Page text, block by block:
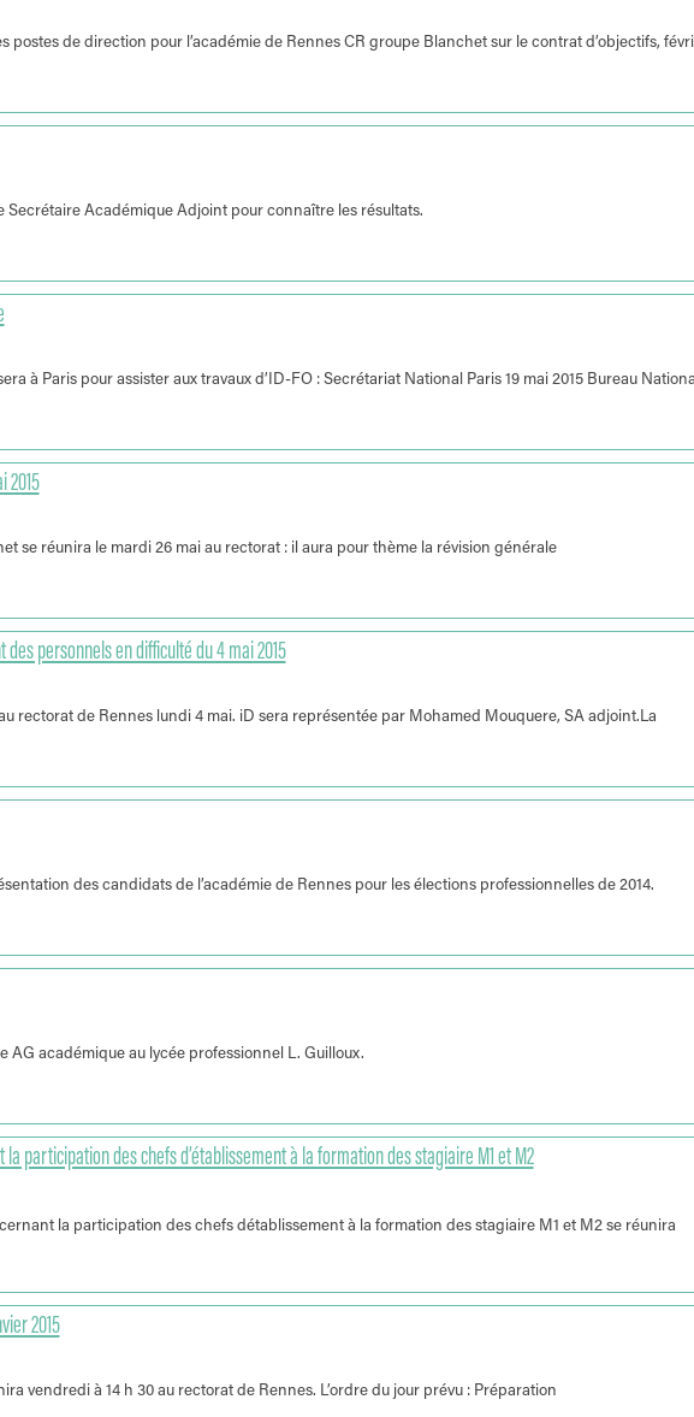
postes de direction pour l’académie de Rennes CR groupe Blanchet sur le contrat d’objectifs,
Secrétaire Académique Adjoint pour connaître les résultats.
à Paris pour assister aux travaux d’ID-FO : Secrétariat National Paris 19 mai 2015 Bureau
2015
se réunira le mardi 26 mai au rectorat : il aura pour thème la révision générale
des personnels en difficulté du 4 mai 2015
rectorat de Rennes lundi 4 mai. iD sera représentée par Mohamed Mouquere, SA adjoint.La
des candidats de l’académie de Rennes pour les élections professionnelles de 2014.
AG académique au lycée professionnel L. Guilloux.
participation des chefs d’établissement à la formation des stagiaire M1 et M2
la participation des chefs détablissement à la formation des stagiaire M1 et M2 se réunira
2015
vendredi à 14 h 30 au rectorat de Rennes. L’ordre du jour prévu : Préparation